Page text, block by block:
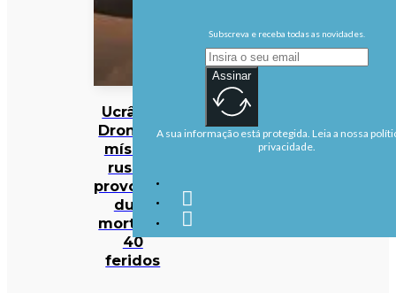
Ucrânia:
Drones e
mísseis
russos
provocam
duas
mortes e
40
feridos
Subscreva e receba todas as novidades.
Assinar
A sua informação está protegida. Leia a nossa
privacidade.